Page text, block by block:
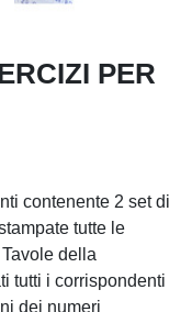
PER
contenente 2 set di
tutte le
della
tutti i corrispondenti
dei numeri